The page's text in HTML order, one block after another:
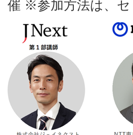
催 ※参加方法は、